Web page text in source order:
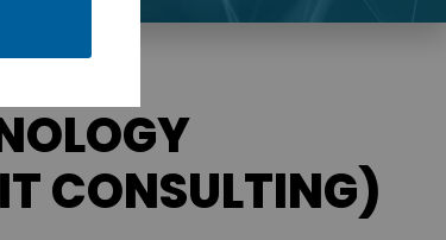
CONSULTING)